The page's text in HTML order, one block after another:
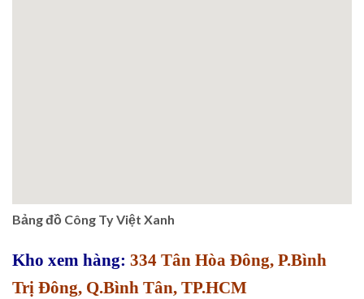
Bảng đồ Công Ty Việt Xanh
Kho xem hàng: 334 Tân Hòa Đông, P.Bình
Trị Đông, Q.Bình Tân, TP.HCM